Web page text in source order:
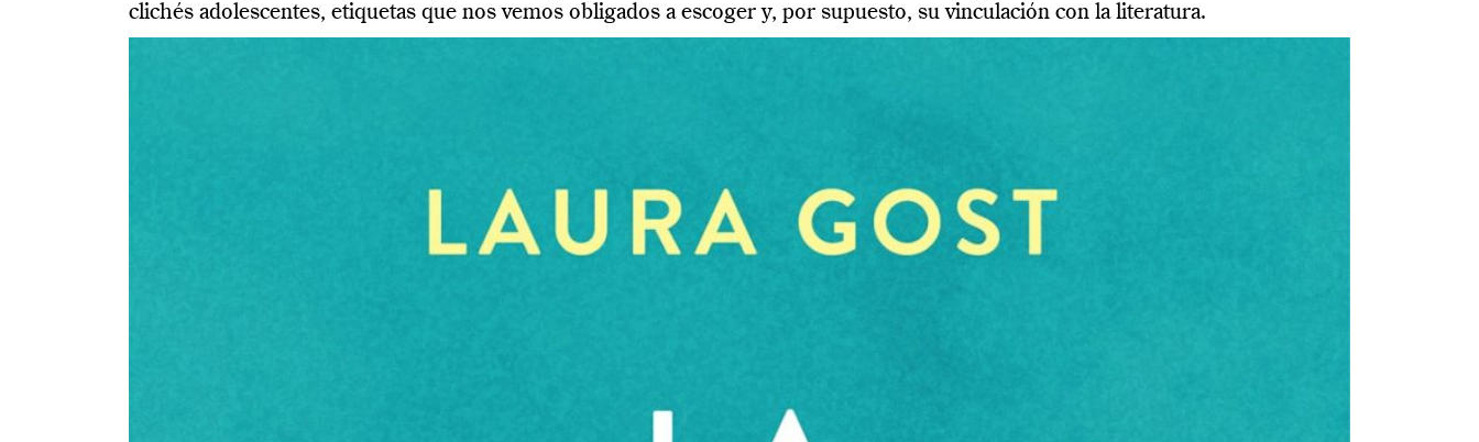
clichés adolescentes, etiquetas que nos vemos obligados a escoger y, por supuesto, su vinculación con la literatura.